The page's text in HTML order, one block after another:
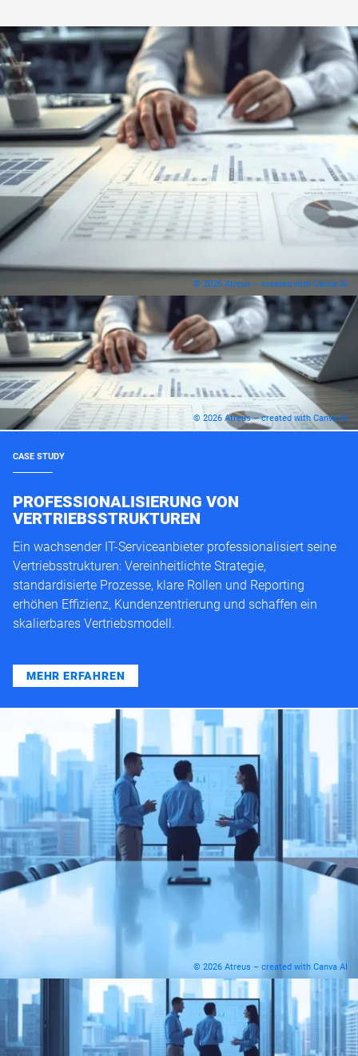
© 2026 Atreus – created with Canva AI
© 2026 Atreus – created with Canva AI
CASE STUDY
PROFESSIONALISIERUNG VON
VERTRIEBSSTRUKTUREN
Ein wachsender IT-Serviceanbieter professionalisiert seine
Vertriebsstrukturen: Vereinheitlichte Strategie,
standardisierte Prozesse, klare Rollen und Reporting
erhöhen Effizienz, Kundenzentrierung und schaffen ein
skalierbares Vertriebsmodell.
MEHR ERFAHREN
© 2026 Atreus – created with Canva AI